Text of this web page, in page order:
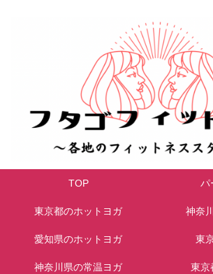
TOP パ
東京都のホットヨガ 神奈
愛知県のホットヨガ 東
神奈川県の常温ヨガ 東京